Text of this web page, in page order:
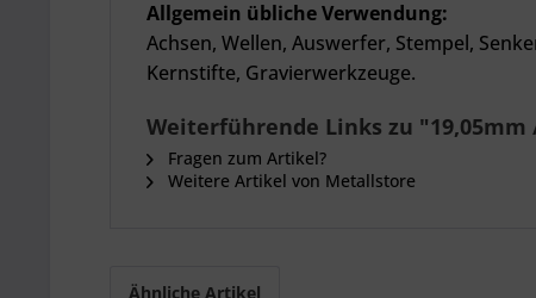
Allgemein übliche Verwendung:
Achsen, Wellen, Auswerfer, Stempel,
Kernstifte, Gravierwerkzeuge.
Weiterführende Links zu "19,05mm
Fragen zum Artikel?
Weitere Artikel von Metallstore
Ähnliche Artikel